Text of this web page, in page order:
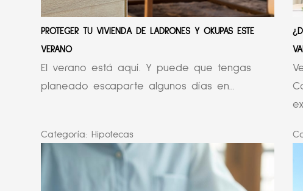
PROTEGER TU VIVIENDA DE LADRONES Y OKUPAS ESTE
VERANO
El verano está aquí. Y puede que tengas
planeado escaparte algunos días en...
Categoría: Hipotecas